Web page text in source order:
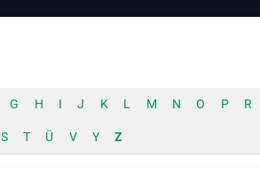
G H I J K L M N O P R
S T Ü V Y Z